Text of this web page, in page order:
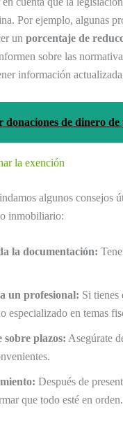
Por ejemplo, algunas
un porcentaje de
sobre las
información
donaciones de dinero
la exención
algunos consejos
inmobiliario:
la documentación:
un profesional: Si tienes
especializado en temas
plazos: Asegúrate
Después de
que todo esté en orden.